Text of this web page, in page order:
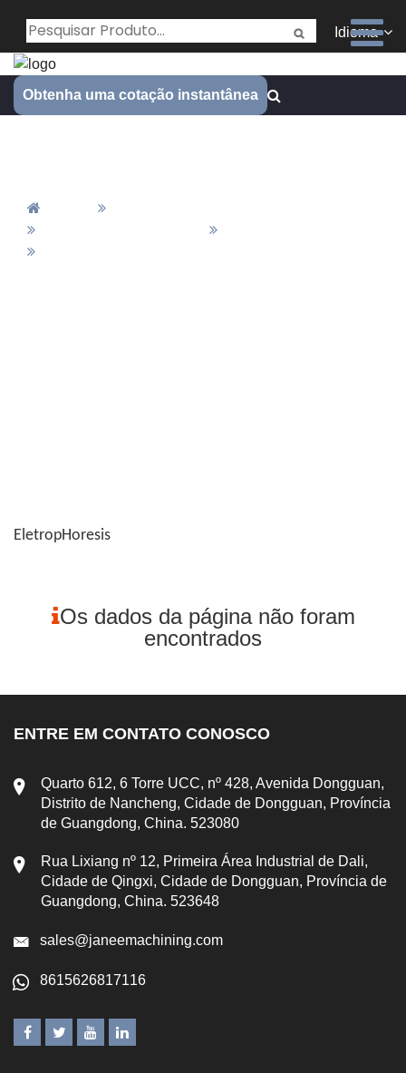
Idioma
Obtenha uma cotação instantânea
EletropHoresis
Os dados da página não foram
encontrados
ENTRE EM CONTATO CONOSCO
Quarto 612, 6 Torre UCC, nº 428, Avenida Dongguan,
Distrito de Nancheng, Cidade de Dongguan, Província
de Guangdong, China. 523080
Rua Lixiang nº 12, Primeira Área Industrial de Dali,
Cidade de Qingxi, Cidade de Dongguan, Província de
Guangdong, China. 523648
sales@janeemachining.com
8615626817116